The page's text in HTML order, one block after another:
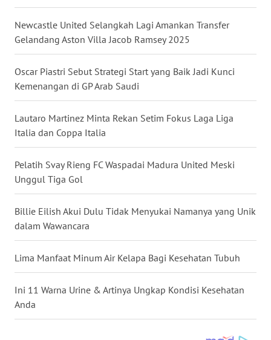
Newcastle United Selangkah Lagi Amankan Transfer
Gelandang Aston Villa Jacob Ramsey 2025
Oscar Piastri Sebut Strategi Start yang Baik Jadi Kunci
Kemenangan di GP Arab Saudi
Lautaro Martinez Minta Rekan Setim Fokus Laga Liga
Italia dan Coppa Italia
Pelatih Svay Rieng FC Waspadai Madura United Meski
Unggul Tiga Gol
Billie Eilish Akui Dulu Tidak Menyukai Namanya yang Unik
dalam Wawancara
Lima Manfaat Minum Air Kelapa Bagi Kesehatan Tubuh
Ini 11 Warna Urine & Artinya Ungkap Kondisi Kesehatan
Anda
WN
PAPUA
WN
PAPUA
BARAT
WN
RIAU
WN
JAMBI